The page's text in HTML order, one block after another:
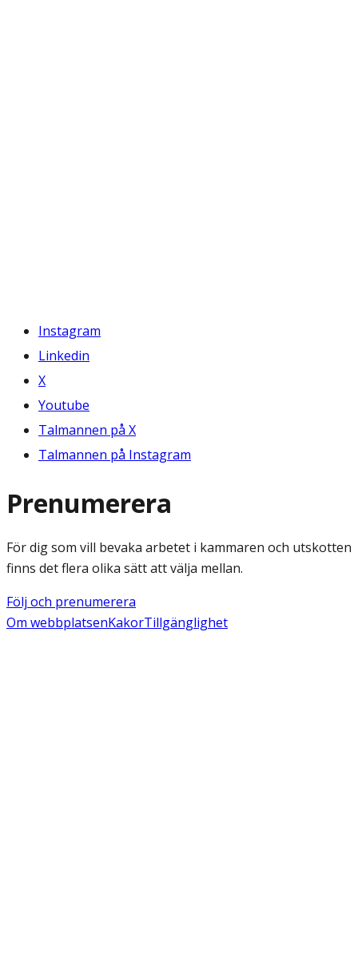
Instagram
Linkedin
X
Youtube
Talmannen på X
Talmannen på Instagram
Prenumerera
För dig som vill bevaka arbetet i kammaren och utskotten
finns det flera olika sätt att välja mellan.
Följ och prenumerera
Om webbplatsenKakorTillgänglighet